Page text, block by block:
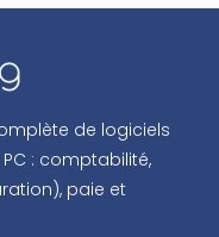
de logiciels
: comptabilité,
paie et